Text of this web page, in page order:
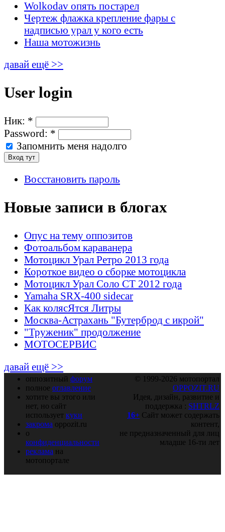
Wolkodav опять постарел
Чертеж флажка крепление фары с
надписью урал у кого есть
Наша мотожизнь
давай ещё >>
User login
Ник: *
Password: *
Запомнить меня надолго
Восстановить пароль
Новые записи в блогах
Опус на тему оппозитов
Фотоальбом караванера
Мотоцикл Урал Ретро 2013 года
Короткое видео о сборке мотоцикла
Мотоцикл Урал Соло СТ 2012 года
Yamaha SRX-400 sidecar
Как колясЯтся Литры
Москва-Астрахань "Бутерброд с икрой"
"Труженик" продолжение
МОТОСЕРВИС
давай ещё >>
оппозитный форум
полное оглавление
хотите вы этого или
нет, но сайт
использует куки
закрома oppozit.ru
о
конфиденциальности
реклама на
мотопортале
© 1999-2026 мотопортал
OPPOZIT.RU
Идея, дизайн, развитие и
поддержка : SHTRLZ
16+ Сайт может содержать
контент,
не предназначенный для лиц
младше 16-ти лет